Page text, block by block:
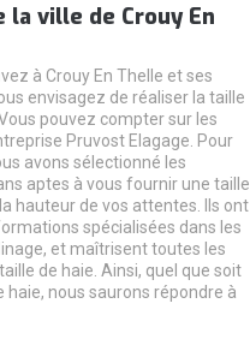
ville de Crouy En
à Crouy En Thelle et ses
envisagez de réaliser la taille
pouvez compter sur les
Pruvost Elagage. Pour
avons sélectionné les
aptes à vous fournir une taille
hauteur de vos attentes. Ils ont
spécialisées dans les
et maîtrisent toutes les
de haie. Ainsi, quel que soit
haie, nous saurons répondre à